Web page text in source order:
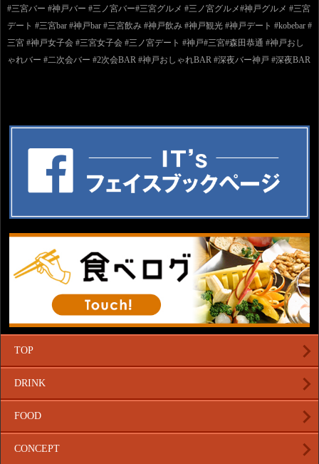
#三宮バー #神戸バー #三ノ宮バー#三宮グルメ #三ノ宮グルメ#神戸グルメ #三宮
デート #三宮bar #神戸bar #三宮飲み #神戸飲み #神戸観光 #神戸デート #kobebar #
三宮 #神戸女子会 #三宮女子会 #三ノ宮デート #神戸#三宮#森田恭通 #神戸おし
ゃれバー #二次会バー #2次会BAR #神戸おしゃれBAR #深夜バー神戸 #深夜BAR
TOP
DRINK
FOOD
CONCEPT